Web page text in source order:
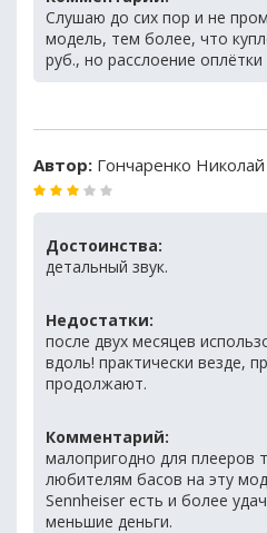
Слушаю до сих пор и не
модель, тем более, что
руб., но расслоение
Автор: Гончаренко Николай
Достоинства:
детальный звук.
Недостатки:
после двух месяцев
вдоль! практически везде,
продолжают.
Комментарий:
малопригодно для плееров
любителям басов на эту
Sennheiser есть и более
меньшие деньги.